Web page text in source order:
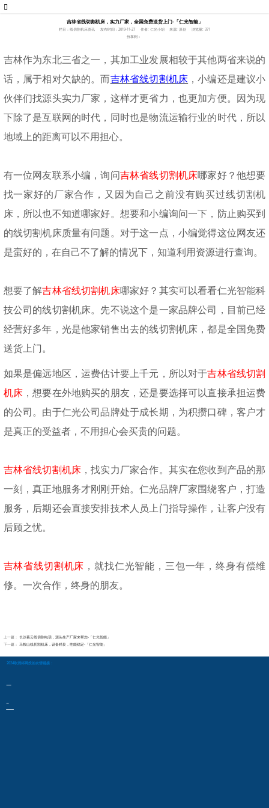
吉林省线切割机床，实力厂家，全国免费送货上门-「仁光智能」
栏目：线切割机床资讯 发布时间：2019-11-27 作者: 仁光小胡 来源: 原创
浏览量: 371
分享到：
吉林作为东北三省之一，其加工业发展相较于其他两省来说的
话，属于相对欠缺的。而吉林省线切割机床 ，小编还是建议小
伙伴们找源头实力厂家，这样才更省力，也更加方便。因为现
下除了是互联网的时代，同时也是物流运输行业的时代，所以
地域上的距离可以不用担心。
有一位网友联系小编，询问吉林省线切割机床哪家好？他想要
找一家好的厂家合作，又因为自己之前没有购买过线切割机
床，所以也不知道哪家好。想要和小编询问一下，防止购买到
的线切割机床质量有问题。对于这一点，小编觉得这位网友还
是蛮好的，在自己不了解的情况下，知道利用资源进行查询。
想要了解吉林省线切割机床哪家好？其实可以看看仁光智能科
技公司的线切割机床。先不说这个是一家品牌公司，目前已经
经营好多年，光是他家销售出去的线切割机床，都是全国免费
送货上门。
如果是偏远地区，运费估计要上千元，所以对于吉林省线切割
机床，想要在外地购买的朋友，还是要选择可以直接承担运费
的公司。由于仁光公司品牌处于成长期，为积攒口碑，客户才
是真正的受益者，不用担心会买贵的问题。
吉林省线切割机床 ，找实力厂家合作。其实在您收到产品的那
一刻，真正地服务才刚刚开始。仁光品牌厂家围绕客户，打造
服务，后期还会直接安排技术人员上门指导操作，让客户没有
后顾之忧。
吉林省线切割机床 ，就找仁光智能，三包一年，终身有偿维
修。一次合作，终身的朋友。
上一篇： 长沙暮云线切割电话，源头生产厂家来帮您-「仁光智能」
下一篇： 马鞍山线切割机床，设备精良，性能稳定-「仁光智能」
2024欧洲杯网投的友情链接：